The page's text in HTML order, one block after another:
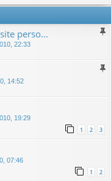
perso...
22:33
14:52
19:29
1 2 3
07:46
1 2